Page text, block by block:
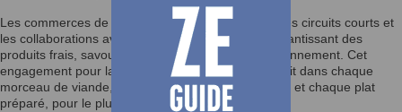
Les commerces de bouche du Bassin privilégient les circuits courts et
les collaborations avec les producteurs locaux, garantissant des
produits frais, savoureux et respectueux de l’environnement. Cet
engagement pour la qualité et la durabilité se traduit dans chaque
morceau de viande, chaque tranche de charcuterie et chaque plat
préparé, pour le plus grand plaisir des gourmets.